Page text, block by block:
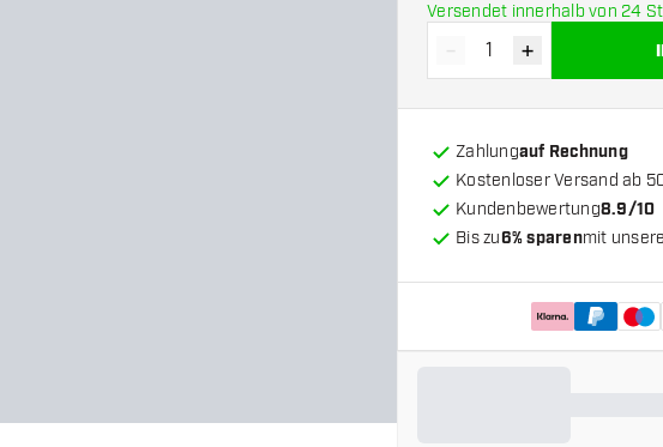
Versendet innerhalb von 24
Menge verringern
- Menge erhöhen
+
Zahlungauf Rechnung
Kostenloser Versand ab
Kundenbewertung8.9/10
Bis zu6% sparenmit